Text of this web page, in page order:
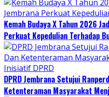
Kemah Budaya X Tahun 2026
Perkuat Kepedulian Terhadap
DPRD Jembrana Setujui
Ketenteraman Masyarakat